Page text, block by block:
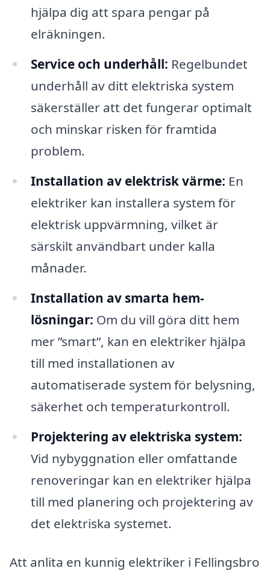
hjälpa dig att spara pengar på
elräkningen.
Service och underhåll: Regelbundet
underhåll av ditt elektriska system
säkerställer att det fungerar optimalt
och minskar risken för framtida
problem.
Installation av elektrisk värme: En
elektriker kan installera system för
elektrisk uppvärmning, vilket är
särskilt användbart under kalla
månader.
Installation av smarta hem-
lösningar: Om du vill göra ditt hem
mer ”smart”, kan en elektriker hjälpa
till med installationen av
automatiserade system för belysning,
säkerhet och temperaturkontroll.
Projektering av elektriska system:
Vid nybyggnation eller omfattande
renoveringar kan en elektriker hjälpa
till med planering och projektering av
det elektriska systemet.
Att anlita en kunnig elektriker i Fellingsbro